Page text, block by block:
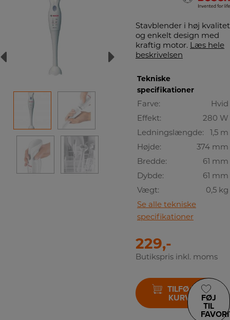
Stavblender i høj kvalitet
og enkelt design med
kraftig motor. Læs hele
beskrivelsen
Tekniske
specifikationer
Farve:
Hvid
Effekt:
280 W
Ledningslængde:
1,5 m
Højde:
374 mm
Bredde:
61 mm
Dybde:
61 mm
Vægt:
0,5 kg
Se alle tekniske
specifikationer
229,-
Butikspris inkl. moms
TILFØJ TIL
KURV
FØJ
TIL